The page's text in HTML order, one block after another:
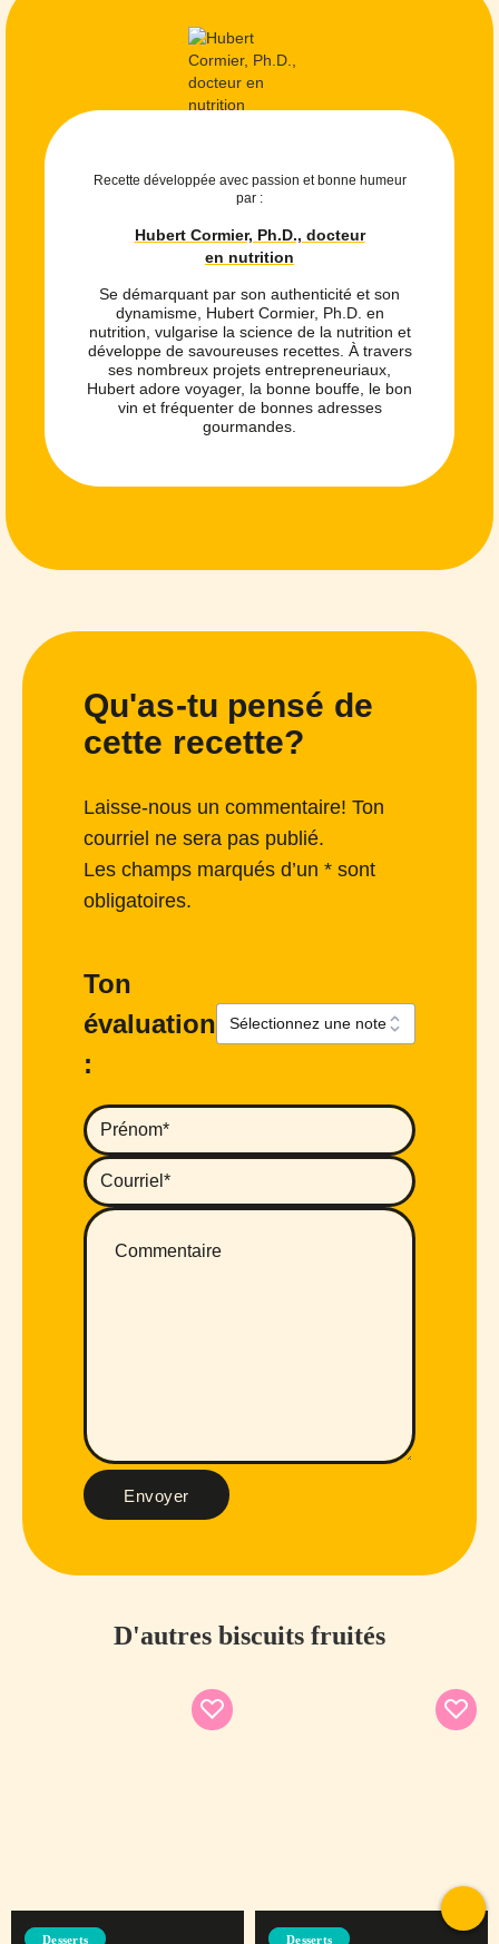
Recette développée avec passion et bonne humeur
par :
Hubert Cormier, Ph.D., docteur
en nutrition
Se démarquant par son authenticité et son
dynamisme, Hubert Cormier, Ph.D. en
nutrition, vulgarise la science de la nutrition et
développe de savoureuses recettes. À travers
ses nombreux projets entrepreneuriaux,
Hubert adore voyager, la bonne bouffe, le bon
vin et fréquenter de bonnes adresses
gourmandes.
Qu'as-tu pensé de
cette recette?
Laisse-nous un commentaire! Ton
courriel ne sera pas publié.
Les champs marqués d’un * sont
obligatoires.
Ton
évaluation
:
Envoyer
D'autres biscuits fruités
Desserts Desserts